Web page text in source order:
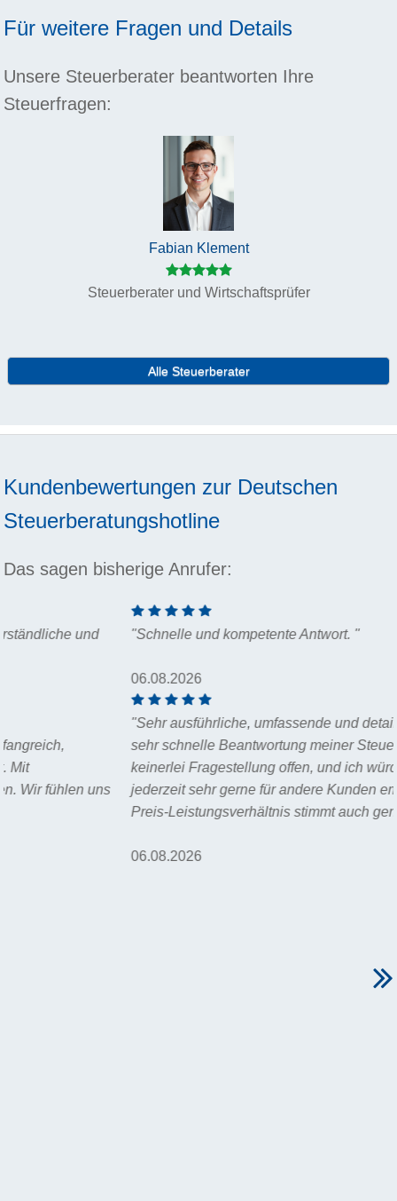
Für weitere Fragen und Details
Unsere Steuerberater beantworten Ihre
Steuerfragen:
Fabian Klement
Steuerberater und Wirtschaftsprüfer
Alle Steuerberater
Kundenbewertungen zur Deutschen
Steuerberatungshotline
Das sagen bisherige Anrufer:
"Schnelle und kompetente Antwort. "
"Sehr ausführliche, umfassende und detaillierte sowie auch
sehr schnelle Beantwortung meiner Steuer-Anfrage. Es blieb
keinerlei Fragestellung offen, und ich würde Herrn Wegner
jederzeit sehr gerne für andere Kunden empfehlen! Das
Preis-Leistungsverhältnis stimmt auch genau. "